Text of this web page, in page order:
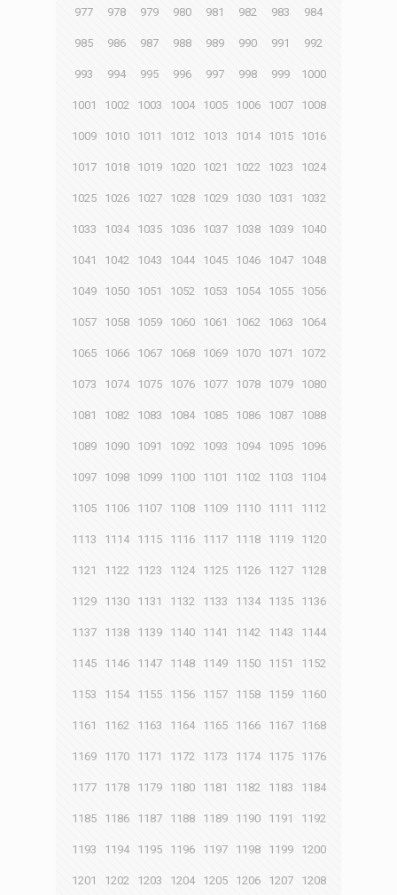
977 978 979 980 981 982 983 984
985 986 987 988 989 990 991 992
993 994 995 996 997 998 999 1000
1001 1002 1003 1004 1005 1006 1007 1008
1009 1010 1011 1012 1013 1014 1015 1016
1017 1018 1019 1020 1021 1022 1023 1024
1025 1026 1027 1028 1029 1030 1031 1032
1033 1034 1035 1036 1037 1038 1039 1040
1041 1042 1043 1044 1045 1046 1047 1048
1049 1050 1051 1052 1053 1054 1055 1056
1057 1058 1059 1060 1061 1062 1063 1064
1065 1066 1067 1068 1069 1070 1071 1072
1073 1074 1075 1076 1077 1078 1079 1080
1081 1082 1083 1084 1085 1086 1087 1088
1089 1090 1091 1092 1093 1094 1095 1096
1097 1098 1099 1100 1101 1102 1103 1104
1105 1106 1107 1108 1109 1110 1111 1112
1113 1114 1115 1116 1117 1118 1119 1120
1121 1122 1123 1124 1125 1126 1127 1128
1129 1130 1131 1132 1133 1134 1135 1136
1137 1138 1139 1140 1141 1142 1143 1144
1145 1146 1147 1148 1149 1150 1151 1152
1153 1154 1155 1156 1157 1158 1159 1160
1161 1162 1163 1164 1165 1166 1167 1168
1169 1170 1171 1172 1173 1174 1175 1176
1177 1178 1179 1180 1181 1182 1183 1184
1185 1186 1187 1188 1189 1190 1191 1192
1193 1194 1195 1196 1197 1198 1199 1200
1201 1202 1203 1204 1205 1206 1207 1208